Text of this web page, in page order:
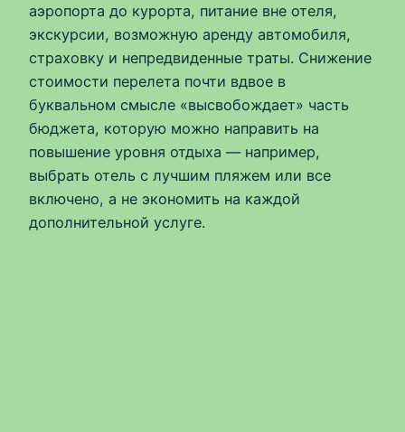
аэропорта до курорта, питание вне отеля,
экскурсии, возможную аренду автомобиля,
страховку и непредвиденные траты. Снижение
стоимости перелета почти вдвое в
буквальном смысле «высвобождает» часть
бюджета, которую можно направить на
повышение уровня отдыха — например,
выбрать отель с лучшим пляжем или все
включено, а не экономить на каждой
дополнительной услуге.